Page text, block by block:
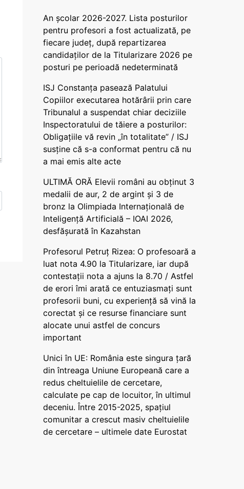
An școlar 2026-2027. Lista posturilor
pentru profesori a fost actualizată, pe
fiecare județ, după repartizarea
candidaților de la Titularizare 2026 pe
posturi pe perioadă nedeterminată
ISJ Constanța pasează Palatului
Copiilor executarea hotărârii prin care
Tribunalul a suspendat chiar deciziile
Inspectoratului de tăiere a posturilor:
Obligațiile vă revin „în totalitate” / ISJ
susține că s-a conformat pentru că nu
a mai emis alte acte
ULTIMĂ ORĂ Elevii români au obținut 3
medalii de aur, 2 de argint și 3 de
bronz la Olimpiada Internațională de
Inteligență Artificială – IOAI 2026,
desfășurată în Kazahstan
Profesorul Petruț Rizea: O profesoară a
luat nota 4.90 la Titularizare, iar după
contestații nota a ajuns la 8.70 / Astfel
de erori îmi arată ce entuziasmați sunt
profesorii buni, cu experiență să vină la
corectat și ce resurse financiare sunt
alocate unui astfel de concurs
important
Unici în UE: România este singura țară
din întreaga Uniune Europeană care a
redus cheltuielile de cercetare,
calculate pe cap de locuitor, în ultimul
deceniu. Între 2015-2025, spațiul
comunitar a crescut masiv cheltuielile
de cercetare – ultimele date Eurostat